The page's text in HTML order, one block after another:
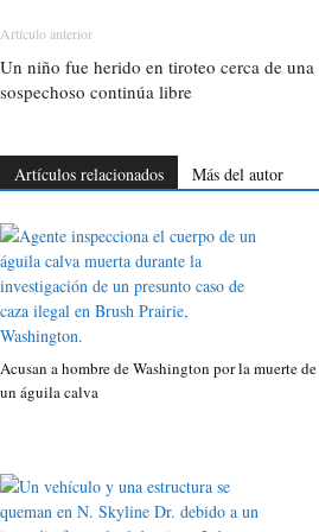
Artículo anterior
Un niño fue herido en tiroteo cerca de una
sospechoso continúa libre
Artículos relacionados Más del autor
Acusan a hombre de Washington por la muerte de
un águila calva